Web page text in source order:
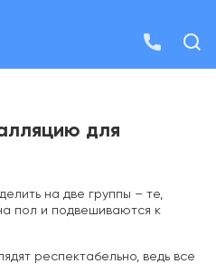
для
на две группы – те,
пол и подвешиваются к
респектабельно, ведь все